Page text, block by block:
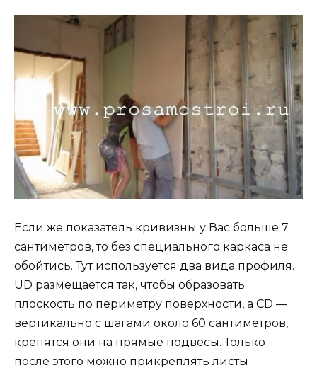
Если же показатель кривизны у Вас больше 7
сантиметров, то без специального каркаса не
обойтись. Тут используется два вида профиля.
UD размещается так, чтобы образовать
плоскость по периметру поверхности, а CD —
вертикально с шагами около 60 сантиметров,
крепятся они на прямые подвесы. Только
после этого можно прикреплять листы